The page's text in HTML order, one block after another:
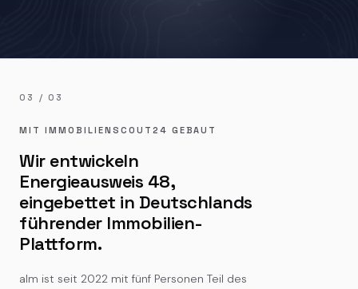
03 / 03
MIT IMMOBILIENSCOUT24 GEBAUT
Wir entwickeln
Energieausweis 48,
eingebettet in Deutschlands
führender Immobilien-
Plattform.
alm ist seit 2022 mit fünf Personen Teil des